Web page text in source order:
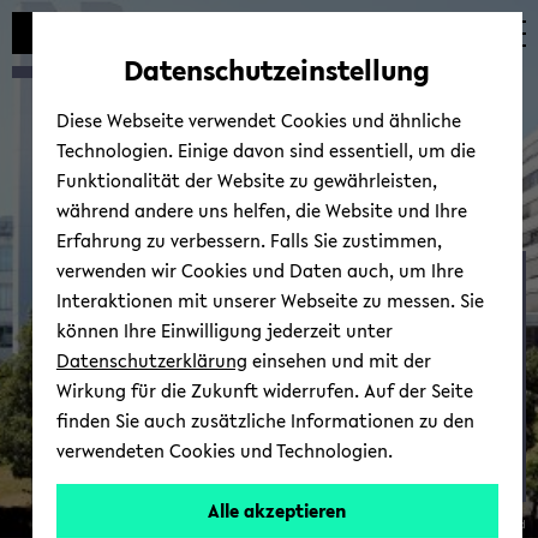
Automatische
vermeiden
zum
wechseln
zum
wechseln
zum
wechseln
Wirt­schafts­po­li­tik
Prof.
© Uni­ver­si­tät Bie­le­feld
Datenschutzeinstellung
Diese Webseite verwendet Cookies und ähnliche
Technologien. Einige davon sind essentiell, um die
Funktionalität der Website zu gewährleisten,
während andere uns helfen, die Website und Ihre
Erfahrung zu verbessern. Falls Sie zustimmen,
verwenden wir Cookies und Daten auch, um Ihre
Interaktionen mit unserer Webseite zu messen. Sie
können Ihre Einwilligung jederzeit unter
Datenschutzerklärung einsehen und mit der
Wirkung für die Zukunft widerrufen. Auf der Seite
finden Sie auch zusätzliche Informationen zu den
verwendeten Cookies und Technologien.
Alle akzeptieren